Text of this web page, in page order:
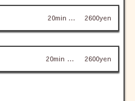
分 20min … 2600yen
20min … 2600yen